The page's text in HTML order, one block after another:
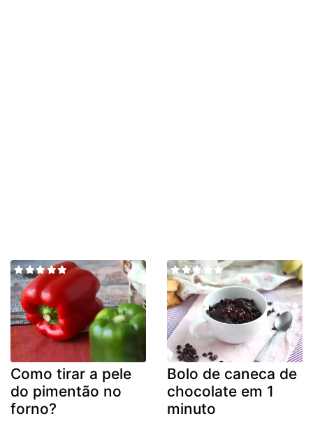
Como tirar a pele
do pimentão no
forno?
Bolo de caneca de
chocolate em 1
minuto